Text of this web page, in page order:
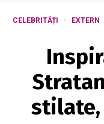
CELEBRITĂȚI EXTERN
stilate,